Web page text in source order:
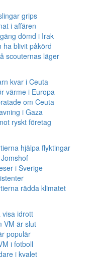
grips
i affären
dömd i Irak
ha blivit påkörd
scouternas läger
kvar i Ceuta
värme i Europa
om Ceuta
i Gaza
ryskt företag
hjälpa flyktingar
i Sverige
rädda klimatet
visa idrott
VM är slut
populär
i fotboll
i kvalet